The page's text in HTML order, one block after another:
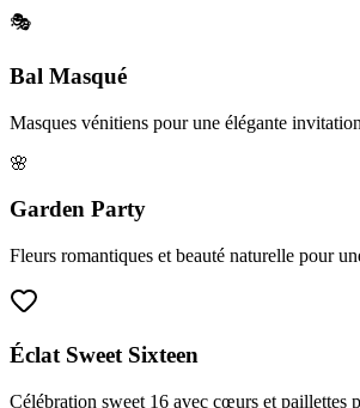
🎭
Bal Masqué
Masques vénitiens pour une élégante
🌸
Garden Party
Fleurs romantiques et beauté naturelle pour
Éclat Sweet Sixteen
Célébration sweet 16 avec cœurs et paillettes